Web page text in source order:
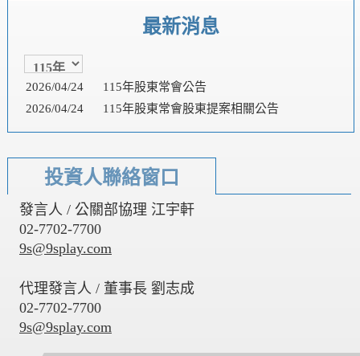
最新消息
2026/04/24
115年股東常會公告
2026/04/24
115年股東常會股東提案相關公告
投資人聯絡窗口
發言人 / 公關部協理 江宇軒
02-7702-7700
9s@9splay.com
代理發言人 / 董事長 劉志成
02-7702-7700
9s@9splay.com